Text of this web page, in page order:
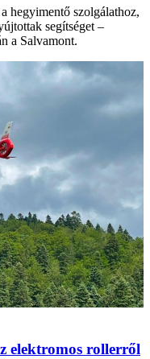
hegyimentő szolgálathoz,
segítséget –
a Salvamont.
elektromos rollerről